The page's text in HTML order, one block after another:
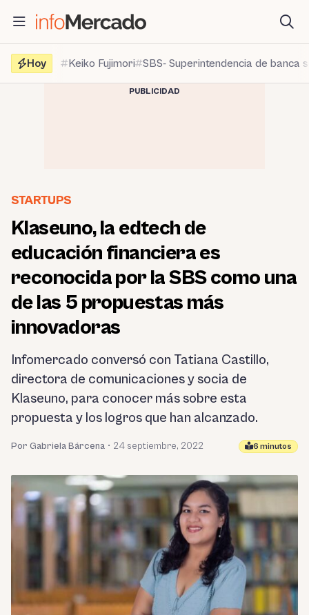
contenido
Hoy
Keiko Fujimori SBS- Superintendencia de banca
PUBLICIDAD
STARTUPS
Klaseuno, la edtech de
educación financiera es
reconocida por la SBS como una
de las 5 propuestas más
innovadoras
Infomercado conversó con Tatiana Castillo,
directora de comunicaciones y socia de
Klaseuno, para conocer más sobre esta
propuesta y los logros que han alcanzado.
Por Gabriela Bárcena • 24 septiembre, 2022 6 minutos